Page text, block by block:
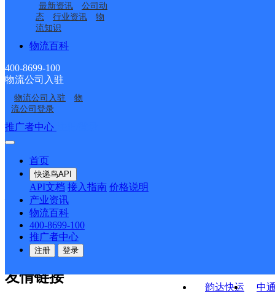
最新资讯
公司动
态
行业资讯
物
流知识
物流百科
400-8699-100
物流公司入驻
物流公司入驻
物
流公司登录
推广者中心
首页
快递鸟API
API文档 接入指南 价格说明
产业资讯
物流百科
400-8699-100
推广者中心
注册 登录
五委KH分部
吉林白山青松路公司三
道沟寄存点
吉林白山青松路公司合
兴大厦KH分部
吉林白山青松路公司通
沟寄存点
白山浑江区乡镇代理营
业部
白山市浑江区网点
三道沟邮政所
韵达快运
中
接口API
API接口 DEMO下载
关于我们
公司介绍 企业动态
合作伙伴 快递鸟接口服务协议
户隐私政策
友情链接